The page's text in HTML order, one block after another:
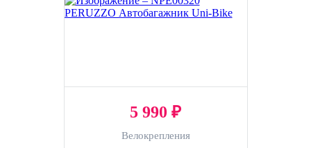
5 990 ₽
Велокрепления